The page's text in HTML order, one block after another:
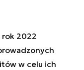
rok 2022
w celu ich